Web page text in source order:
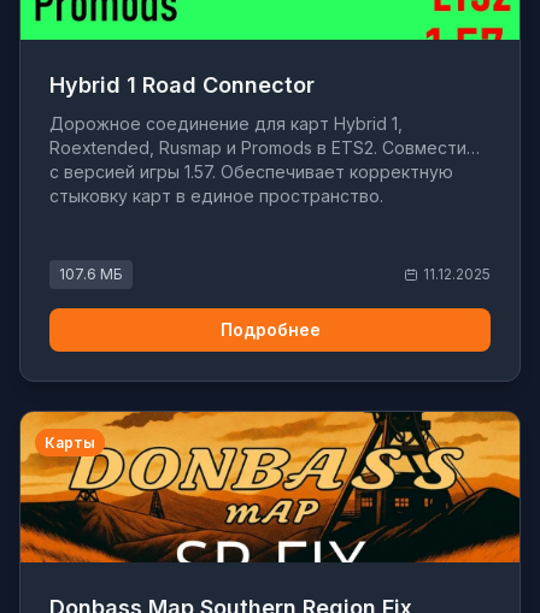
Hybrid 1 Road Connector
Дорожное соединение для карт Hybrid 1,
Roextended, Rusmap и Promods в ETS2. Совместимо
с версией игры 1.57. Обеспечивает корректную
стыковку карт в единое пространство.
107.6 МБ 11.12.2025
Подробнее
Карты
Donbass Map Southern Region Fix